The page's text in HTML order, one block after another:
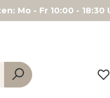
Mo - Fr 10:00 - 18:30